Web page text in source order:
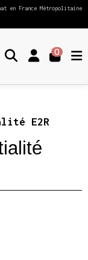
en France Métropolitaine
0
E2R